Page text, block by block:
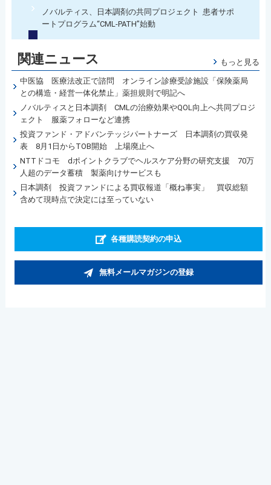
ノバルティス、日本調剤の共同プロジェクト 患者サポ
ートプログラム“CML-PATH”始動
関連ニュース もっと見る
中医協 医療法改正で諮問 オンライン診療受診施設「保険薬局
との構造・経営一体化禁止」薬担規則で明記へ
ノバルティスと日本調剤 CMLの治療効果やQOL向上へ共同プロジ
ェクト 服薬フォローなど連携
投資ファンド・アドバンテッジパートナーズ 日本調剤の買収発
表 8月1日からTOB開始 上場廃止へ
NTTドコモ dポイントクラブでヘルスケア分野の研究支援 70万
人超のデータ蓄積 製薬向けサービスも
日本調剤 投資ファンドによる買収報道「概ね事実」 買収総額
含めて現時点で決定には至っていない
各種購読契約の申込
無料メールマガジンの登録